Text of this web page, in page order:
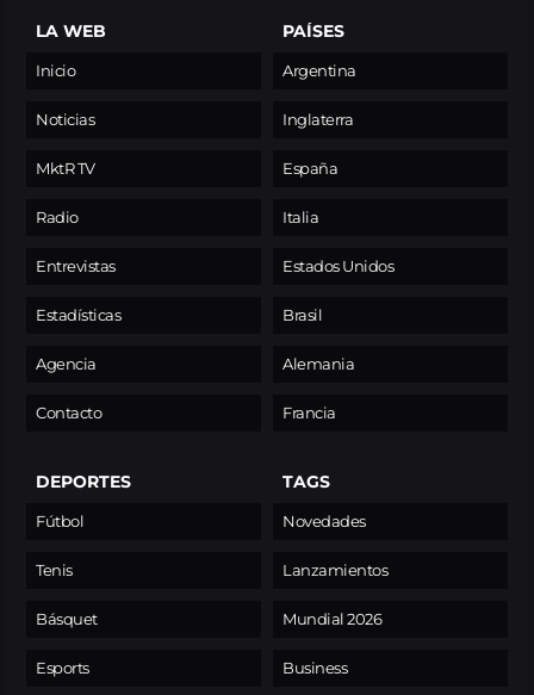
LA WEB
Inicio
Noticias
MktR TV
Radio
Entrevistas
Estadísticas
Agencia
Contacto
PAÍSES
Argentina
Inglaterra
España
Italia
Estados Unidos
Brasil
Alemania
Francia
DEPORTES
Fútbol
Tenis
Básquet
Esports
TAGS
Novedades
Lanzamientos
Mundial 2026
Business